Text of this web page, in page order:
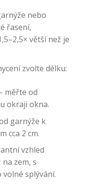
nebo
řasení,
větší než je
zvolte délku:
měřte od
okraji okna.
garnýže k
cca 2 cm.
vzhled
zem, s
splývání.